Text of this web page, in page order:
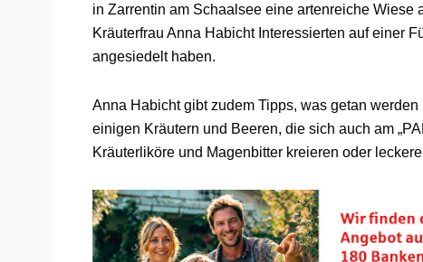
in Zarrentin am Schaalsee eine artenreiche Wiese
Kräuterfrau Anna Habicht Interessierten auf einer
angesiedelt haben.
Anna Habicht gibt zudem Tipps, was getan
einigen Kräutern und Beeren, die sich auch am
Kräuterliköre und Magenbitter kreieren oder